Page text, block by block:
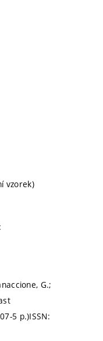
vzorek)
G.;
5 p.)ISSN: